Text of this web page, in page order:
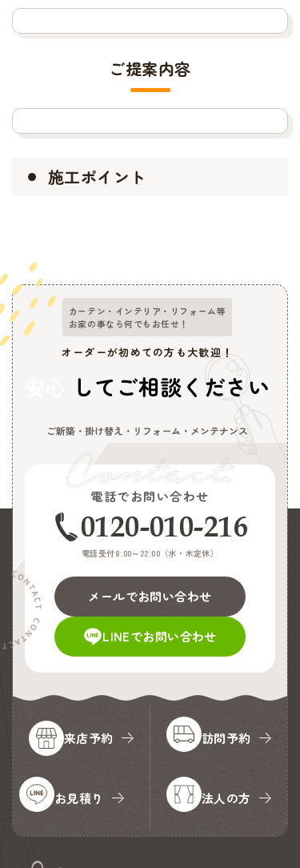
ご提案内容
施工ポイント
カーテン・インテリア・リフォーム等
お家の事なら何でもお任せ！
オーダーが初めての方も大歓迎！
してご相談ください
ご新築・掛け替え・リフォーム・メンテナンス
電話でお問い合わせ
0120-010-216
電話受付8:00～22:00（水・木定休）
メールでお問い合わせ
LINEでお問い合わせ
来店予約 訪問予約
お見積り 法人の方